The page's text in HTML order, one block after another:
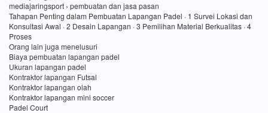
mediajaringsport › pembuatan dan jasa pasan
Tahapan Penting dalam Pembuatan Lapangan Padel · 1 Survei Lokasi dan
Konsultasi Awal · 2 Desain Lapangan · 3 Pemilihan Material Berkualitas · 4
Proses
Orang lain juga menelusuri
Biaya pembuatan lapangan padel
Ukuran lapangan padel
Kontraktor lapangan Futsal
Kontraktor lapangan olah
Kontraktor lapangan mini soccer
Padel Court